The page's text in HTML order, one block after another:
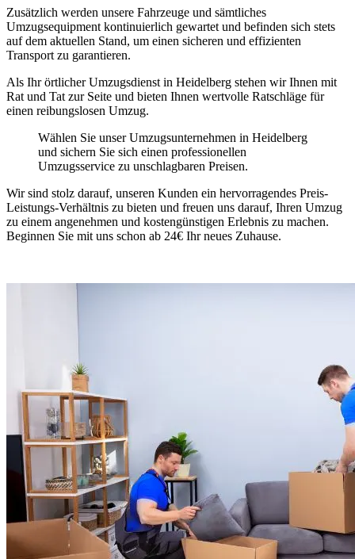
Zusätzlich werden unsere Fahrzeuge und sämtliches
Umzugsequipment kontinuierlich gewartet und befinden sich stets
auf dem aktuellen Stand, um einen sicheren und effizienten
Transport zu garantieren.
Als Ihr örtlicher Umzugsdienst in Heidelberg stehen wir Ihnen mit
Rat und Tat zur Seite und bieten Ihnen wertvolle Ratschläge für
einen reibungslosen Umzug.
Wählen Sie unser Umzugsunternehmen in Heidelberg
und sichern Sie sich einen professionellen
Umzugsservice zu unschlagbaren Preisen.
Wir sind stolz darauf, unseren Kunden ein hervorragendes Preis-
Leistungs-Verhältnis zu bieten und freuen uns darauf, Ihren Umzug
zu einem angenehmen und kostengünstigen Erlebnis zu machen.
Beginnen Sie mit uns schon ab 24€ Ihr neues Zuhause.